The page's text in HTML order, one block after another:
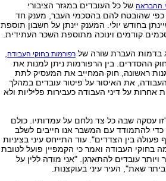
ההבראהשל כל העובדים במגזר הציבורי
כפי שהובטח להם בהסכמי העבר, מענק חד
שיינתן בחודש יולי. המענק יינתן על חשבון תוספת
בדמות העברת שורה של רפורמות בחוקי העבודה,
ההסדרים. בין הרפורמות ניתן למנות את
ראשונה, חוק המחייב את המעסיק לתת
את האיסור על פיטור עובדים במהלך
אחרות על דיני העבודה כעבירות פליליות ולא
עסקה שבה כל צד נלחם על עמדותיו. כולם
כדי להתמודד עם המשבר אנו חייבים לשלב
פעולה בין הצדדים". עוד התייחס עיני בציניות
בחוקי העבודה ואמר כי הקמפיין פועל לטובת
עובדים להתארגן. "אני מודה ללין על
שאת", העיר עיני בעוקצנות.